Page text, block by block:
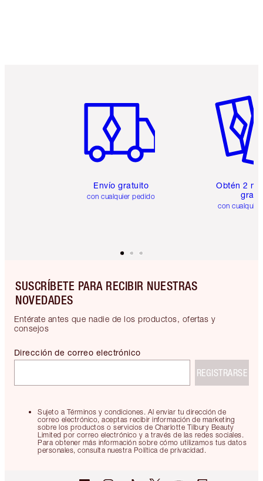
Envío gratuito
con cualquier pedido
Obtén 2
gratis
con
SUSCRÍBETE PARA RECIBIR NUESTRAS
NOVEDADES
Entérate antes que nadie de los productos, ofertas y
consejos
Sujeto a Términos y condiciones. Al enviar tu dirección de
correo electrónico, aceptas recibir información de marketing
sobre los productos o servicios de Charlotte Tilbury Beauty
Limited por correo electrónico y a través de las redes sociales.
Para obtener más información sobre cómo utilizamos tus datos
personales, consulta nuestra Política de privacidad.
Dirección de correo electrónico
REGISTRARSE